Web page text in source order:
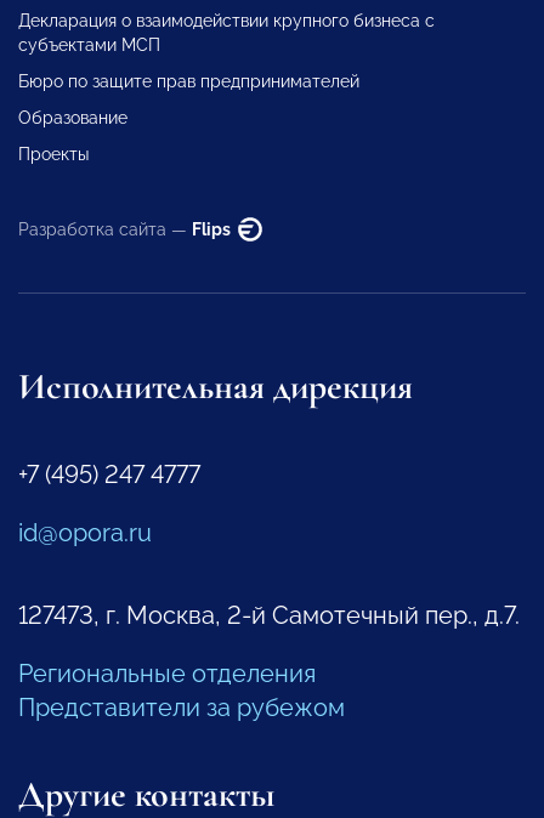
Декларация о взаимодействии крупного бизнеса с
субъектами МСП
Бюро по защите прав предпринимателей
Образование
Проекты
Разработка сайта — Flips
Исполнительная дирекция
+7 (495) 247 4777
id@opora.ru
127473, г. Москва, 2-й Самотечный пер., д.7.
Региональные отделения
Представители за рубежом
Другие контакты